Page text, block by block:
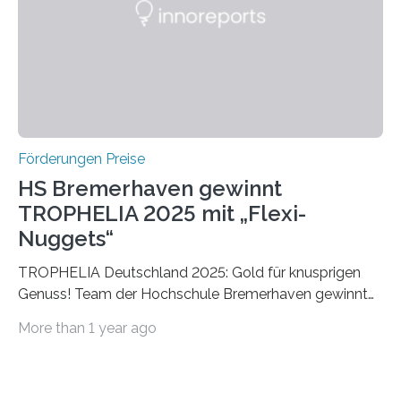
Foundation, des BIAL Award in Biomedicine ist in
Förderungen Preise
HS Bremerhaven gewinnt
TROPHELIA 2025 mit „Flexi-
Nuggets“
TROPHELIA Deutschland 2025: Gold für knusprigen
Genuss! Team der Hochschule Bremerhaven gewinnt
ECOTROPHELIAMit der Produktidee “Flexi-Nuggets”
More than 1 year ago